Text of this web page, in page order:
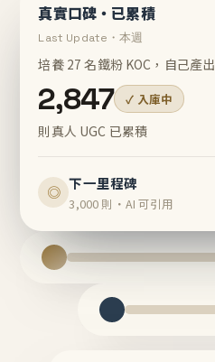
真實口碑・已累積
Last Update・本週
培養 27 名鐵粉 KOC，自己產出
2,847 ✓ 入庫中
則真人 UGC 已累積
◎ 下一里程碑
3,000 則・AI 可引用